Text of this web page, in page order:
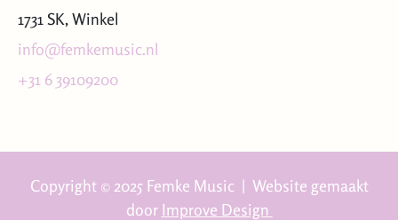
1731 SK, Winkel
info@femkemusic.nl
+31 6 39109200
Copyright © 2025 Femke Music | Website gemaakt
door Improve Design